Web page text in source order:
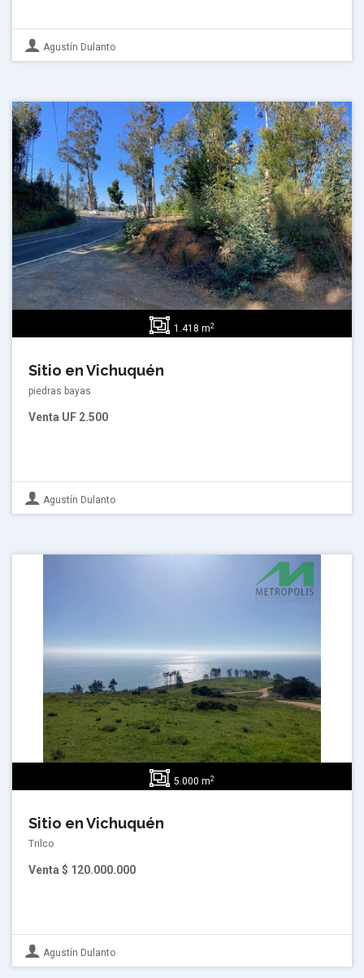
Agustín Dulanto
1.418 m2
Sitio en Vichuquén
piedras bayas
Venta UF 2.500
Agustín Dulanto
5.000 m2
Sitio en Vichuquén
Trilco
Venta $ 120.000.000
Agustín Dulanto